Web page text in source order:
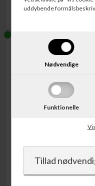
uddybende
Nødvendige
Funktionelle
med 1 af
459,00